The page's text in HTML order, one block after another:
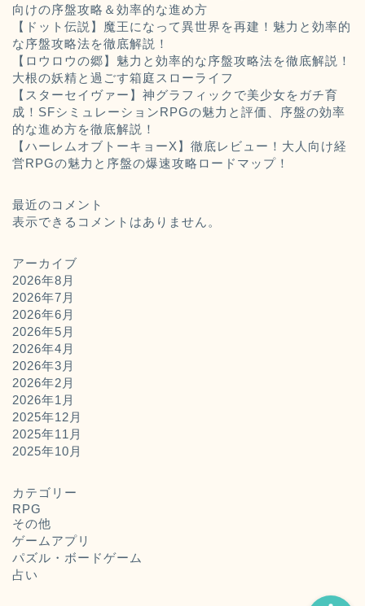
向けの序盤攻略＆効率的な進め方
【ドット伝説】魔王になって異世界を再建！魅力と効率的
な序盤攻略法を徹底解説！
【ロウロウの郷】魅力と効率的な序盤攻略法を徹底解説！
大根の妖精と過ごす箱庭スローライフ
【スターセイヴァー】神グラフィックで美少女をガチ育
成！SFシミュレーションRPGの魅力と評価、序盤の効率
的な進め方を徹底解説！
【ハーレムオブトーキョーX】徹底レビュー！大人向け経
営RPGの魅力と序盤の爆速攻略ロードマップ！
最近のコメント
表示できるコメントはありません。
アーカイブ
2026年8月
2026年7月
2026年6月
2026年5月
2026年4月
2026年3月
2026年2月
2026年1月
2025年12月
2025年11月
2025年10月
カテゴリー
RPG
その他
ゲームアプリ
パズル・ボードゲーム
占い